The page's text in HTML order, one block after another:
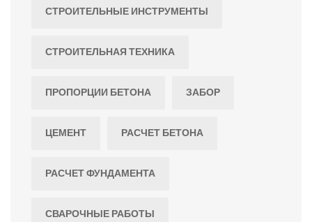
СТРОИТЕЛЬНЫЕ ИНСТРУМЕНТЫ
СТРОИТЕЛЬНАЯ ТЕХНИКА
ПРОПОРЦИИ БЕТОНА ЗАБОР
ЦЕМЕНТ РАСЧЕТ БЕТОНА
РАСЧЕТ ФУНДАМЕНТА
СВАРОЧНЫЕ РАБОТЫ